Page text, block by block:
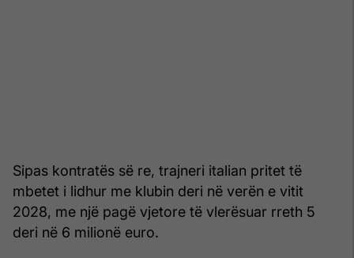
Sipas kontratës së re, trajneri italian pritet të
mbetet i lidhur me klubin deri në verën e vitit
2028, me një pagë vjetore të vlerësuar rreth 5
deri në 6 milionë euro.